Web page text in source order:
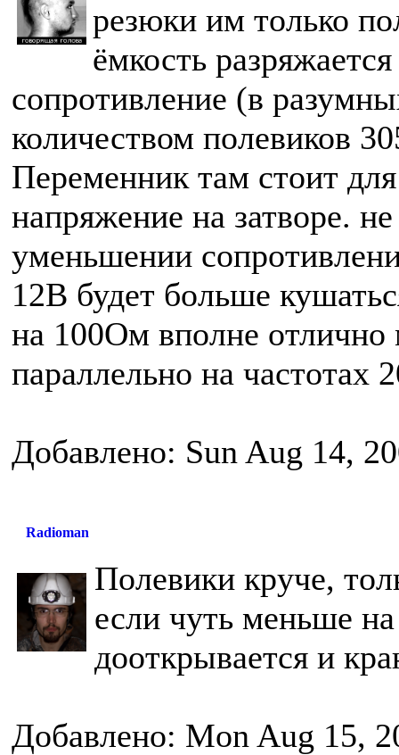
резюки им только
ёмкость
сопротивление (в
количеством полевиков
Переменник там стоит
напряжение на затворе.
уменьшении
12В будет больше
на 100Ом вполне
параллельно на частотах
Добавлено: Sun Aug 14,
Radioman
Полевики круче,
если чуть меньше
дооткрывается и
Добавлено: Mon Aug 15,